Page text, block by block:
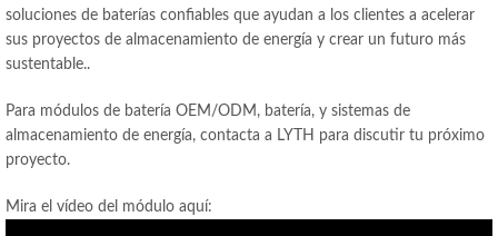
soluciones de baterías confiables que ayudan a los clientes a acelerar
sus proyectos de almacenamiento de energía y crear un futuro más
sustentable..
Para módulos de batería OEM/ODM, batería, y sistemas de
almacenamiento de energía, contacta a LYTH para discutir tu próximo
proyecto.
Mira el vídeo del módulo aquí: